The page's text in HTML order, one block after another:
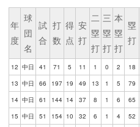
年
度
球
団
名
試
合
打
数
得
点
安
打
二
塁
打
三
塁
打
本
塁
打
塁
打
12 中日 41 71 5 11 1 0 2 18
13 中日 66 197 19 49 13 1 5 79
14 中日 61 144 14 37 8 1 6 65
15 中日 51 154 10 32 6 1 4 52